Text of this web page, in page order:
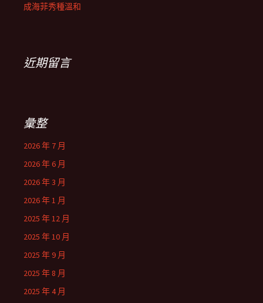
成海菲秀種溫和
近期留言
彙整
2026 年 7 月
2026 年 6 月
2026 年 3 月
2026 年 1 月
2025 年 12 月
2025 年 10 月
2025 年 9 月
2025 年 8 月
2025 年 4 月